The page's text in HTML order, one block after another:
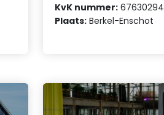
KvK nummer: 67630294
Plaats: Berkel-Enschot